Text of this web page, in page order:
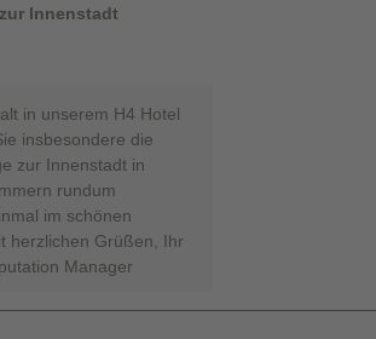
Innenstadt
in unserem H4 Hotel
insbesondere die
zur Innenstadt in
rundum
im schönen
herzlichen Grüßen, Ihr
Manager